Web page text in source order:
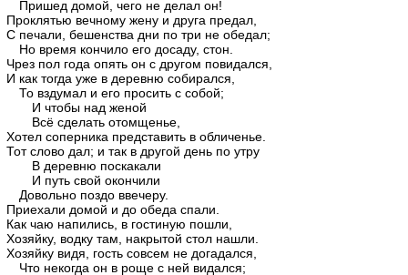
Пришед домой, чего не делал он!
Проклятью вечному жену и друга предал,
С печали, бешенства дни по три не обедал;
Но время кончило его досаду, стон.
Чрез пол года опять он с другом повидался,
И как тогда уже в деревню собирался,
То вздумал и его просить с собой;
И чтобы над женой
Всё сделать отомщенье,
Хотел соперника представить в обличенье.
Тот слово дал; и так в другой день по утру
В деревню поскакали
И путь свой окончили
Довольно поздо ввечеру.
Приехали домой и до обеда спали.
Как чаю напились, в гостиную пошли,
Хозяйку, водку там, накрытой стол нашли.
Хозяйку видя, гость совсем не догадался,
Что некогда он в роще с ней видался;